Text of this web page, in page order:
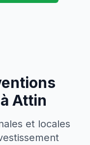
Attin
et locales